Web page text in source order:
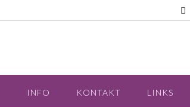
INFO KONTAKT LINKS